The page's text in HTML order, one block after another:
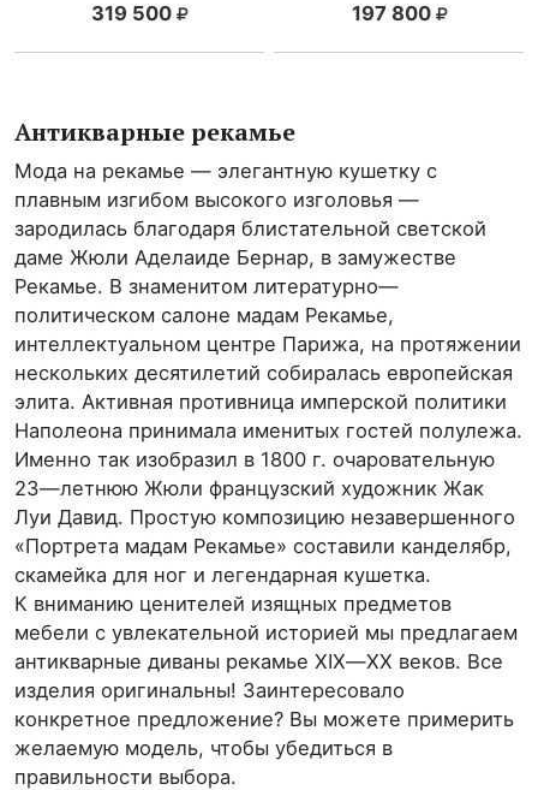
319 500 197 800
Антикварные рекамье
Мода на рекамье — элегантную кушетку с
плавным изгибом высокого изголовья —
зародилась благодаря блистательной светской
даме Жюли Аделаиде Бернар, в замужестве
Рекамье. В знаменитом литературно—
политическом салоне мадам Рекамье,
интеллектуальном центре Парижа, на протяжении
нескольких десятилетий собиралась европейская
элита. Активная противница имперской политики
Наполеона принимала именитых гостей полулежа.
Именно так изобразил в 1800 г. очаровательную
23—летнюю Жюли французский художник Жак
Луи Давид. Простую композицию незавершенного
«Портрета мадам Рекамье» составили канделябр,
скамейка для ног и легендарная кушетка.
К вниманию ценителей изящных предметов
мебели с увлекательной историей мы предлагаем
антикварные диваны рекамье ⅩⅠⅩ—ⅩⅩ веков. Все
изделия оригинальны! Заинтересовало
конкретное предложение? Вы можете примерить
желаемую модель, чтобы убедиться в
правильности выбора.